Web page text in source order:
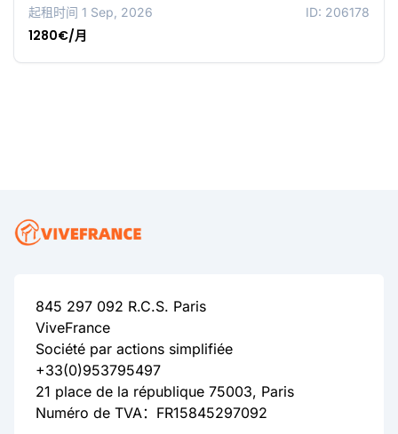
起租时间 1 Sep, 2026 ID: 206178
1280€/月
845 297 092 R.C.S. Paris
ViveFrance
Société par actions simplifiée
+33(0)953795497
21 place de la république 75003, Paris
Numéro de TVA：FR15845297092